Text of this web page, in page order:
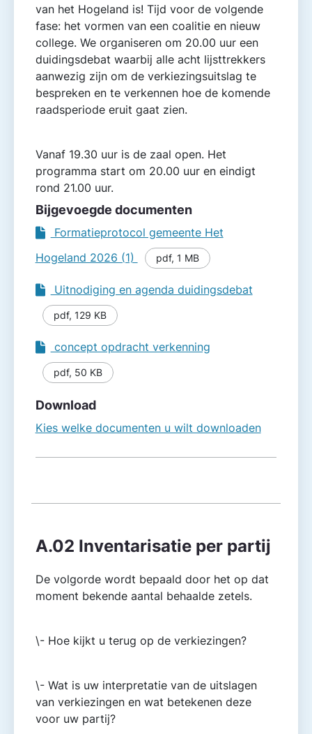
van het Hogeland is! Tijd voor de volgende
fase: het vormen van een coalitie en nieuw
college. We organiseren om 20.00 uur een
duidingsdebat waarbij alle acht lijsttrekkers
aanwezig zijn om de verkiezingsuitslag te
bespreken en te verkennen hoe de komende
raadsperiode eruit gaat zien.
Vanaf 19.30 uur is de zaal open. Het
programma start om 20.00 uur en eindigt
rond 21.00 uur.
Bijgevoegde documenten
Formatieprotocol gemeente Het
Hogeland 2026 (1)
pdf, 1 MB
Uitnodiging en agenda duidingsdebat
pdf, 129 KB
concept opdracht verkenning
pdf, 50 KB
Download
Kies welke documenten u wilt downloaden
A.02 Inventarisatie per partij
De volgorde wordt bepaald door het op dat
moment bekende aantal behaalde zetels.
\- Hoe kijkt u terug op de verkiezingen?
\- Wat is uw interpretatie van de uitslagen
van verkiezingen en wat betekenen deze
voor uw partij?